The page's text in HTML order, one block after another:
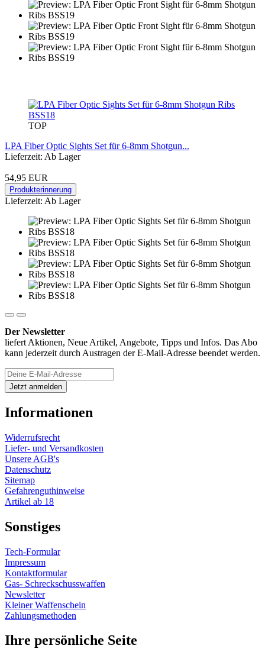
TOP
LPA Fiber Optic Sights Set für 6-8mm Shotgun...
Lieferzeit: Ab Lager
54,95 EUR
Produkterinnerung
Lieferzeit: Ab Lager
Der Newsletter
liefert Aktionen, Neue Artikel, Angebote, Tipps und Infos. Das Abo
kann jederzeit durch Austragen der E-Mail-Adresse beendet werden.
Informationen
Widerrufsrecht
Liefer- und Versandkosten
Unsere AGB's
Datenschutz
Sitemap
Gefahrenguthinweise
Artikel ab 18
Sonstiges
Tech-Formular
Impressum
Kontaktformular
Gas- Schreckschusswaffen
Newsletter
Kleiner Waffenschein
Zahlungsmethoden
Ihre persönliche Seite